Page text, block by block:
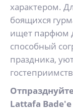
характером.
боящихся
ищет парфюм
способный
праздника,
Lattafa